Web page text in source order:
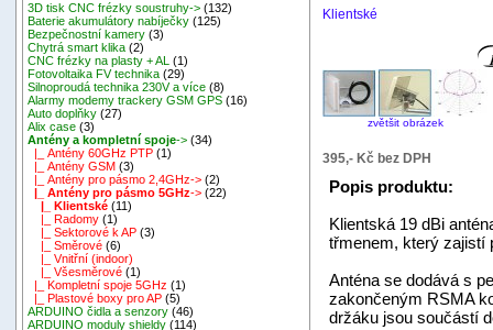
3D tisk CNC frézky soustruhy-> (132)
Baterie akumulátory nabíječky (125)
Bezpečnostní kamery (3)
Chytrá smart klika (2)
CNC frézky na plasty + AL
(1)
Fotovoltaika FV technika (29)
Silnoproudá technika 230V a více (8)
Alarmy modemy trackery GSM GPS (16)
Auto doplňky (27)
Alix case (3)
Antény a kompletní spoje-> (34)
|_ Antény 60GHz PTP (1)
|_ Antény GSM (3)
|_ Antény pro pásmo 2,4GHz-> (2)
|_ Antény pro pásmo 5GHz-> (22)
|_ Klientské (11)
|_ Radomy (1)
|_ Sektorové k AP (3)
|_ Směrové (6)
|_ Vnitřní (indoor)
|_ Všesměrové (1)
|_ Kompletní spoje 5GHz (1)
|_ Plastové boxy pro AP (5)
ARDUINO čidla a senzory (46)
ARDUINO moduly shieldy (114)
Klientské
zvětšit obrázek
395,- Kč bez DPH
Popis produktu:
Klientská 19 dBi
třmenem, který zajistí
Anténa se dodává s
zakončeným RSMA
držáku jsou součástí